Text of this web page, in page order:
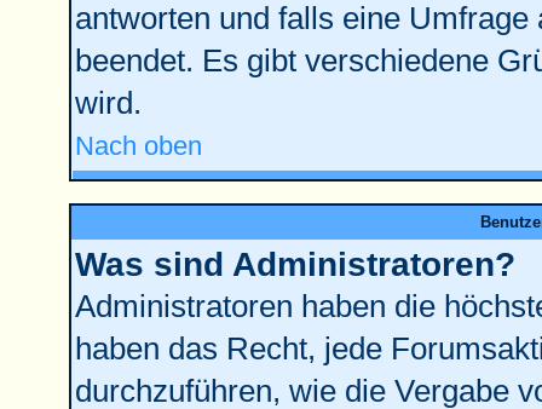
antworten und falls eine
beendet. Es gibt verschiedene
wird.
Nach oben
Was sind Administratoren?
Administratoren haben die
haben das Recht, jede
durchzuführen, wie die Vergabe